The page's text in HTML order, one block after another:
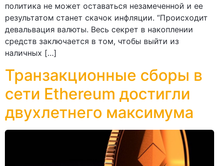
политика не может оставаться незамеченной и ее
результатом станет скачок инфляции. “Происходит
девальвация валюты. Весь секрет в накоплении
средств заключается в том, чтобы выйти из
наличных […]
Транзакционные сборы в
сети Ethereum достигли
двухлетнего максимума